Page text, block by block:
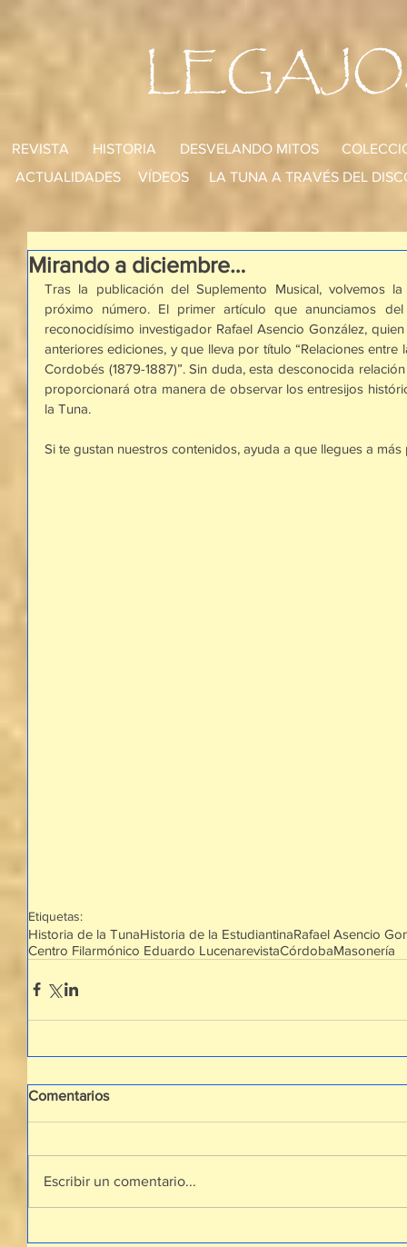
REVISTA HISTORIA DESVELANDO MITOS
ACTUALIDADES
LA TUNA A TRAVÉS DEL
VÍDEOS
Mirando a diciembre…
Tras la publicación del Suplemento Musical, volvemos
próximo número. El primer artículo que anunciamos
reconocidísimo investigador Rafael Asencio González,
anteriores ediciones, y que lleva por título “Relaciones entre
Cordobés (1879-1887)”. Sin duda, esta desconocida
proporcionará otra manera de observar los entresijos
la Tuna.
Si te gustan nuestros contenidos, ayuda a que llegues a más
Etiquetas:
Historia de la TunaHistoria de la EstudiantinaRafael Asencio
Centro Filarmónico Eduardo LucenarevistaCórdobaMasonería
Comentarios
Escribir un comentario...